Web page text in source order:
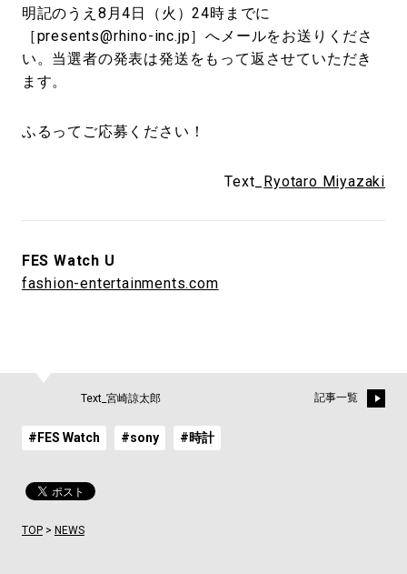
明記のうえ8月4日（火）24時までに
［presents@rhino-inc.jp］へメールをお送りくださ
い。当選者の発表は発送をもって返させていただき
ます。
ふるってご応募ください！
Text_ Ryotaro Miyazaki
FES Watch U
fashion-entertainments.com
Text_宮崎諒太郎 記事一覧
#FES Watch #sony #時計
TOP> NEWS